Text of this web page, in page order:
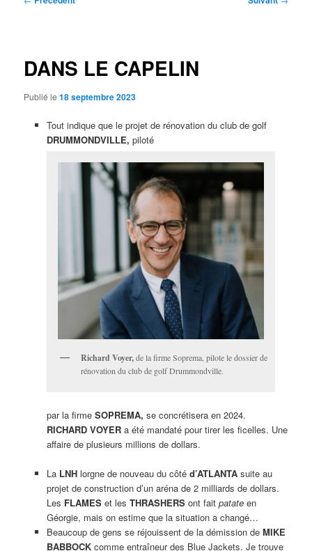
DANS LE CAPELIN
Publié le18 septembre 2023
Tout indique que le projet de rénovation du club de golf
DRUMMONDVILLE, piloté
Richard Voyer,de la firme Soprema, pilote le dossier de
rénovation du club de golf Drummondville.
par la firme SOPREMA, se concrétisera en 2024.
RICHARD VOYERa été mandaté pour tirer les ficelles. Une
affaire de plusieurs millions de dollars.
La LNHlorgne de nouveau du côté d’ATLANTAsuite au
projet de construction d’un aréna de 2 milliards de dollars.
Les FLAMESet les THRASHERSont fait patateen
Géorgie, mais on estime que la situation a changé…
Beaucoup de gens se réjouissent de la démission de MIKE
BABBOCKcomme entraîneur des Blue Jackets. Je trouve